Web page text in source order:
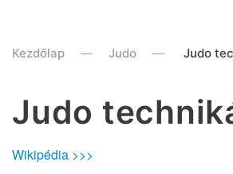
Kezdőlap Judo Judo
Judo
Wikipédia >>>